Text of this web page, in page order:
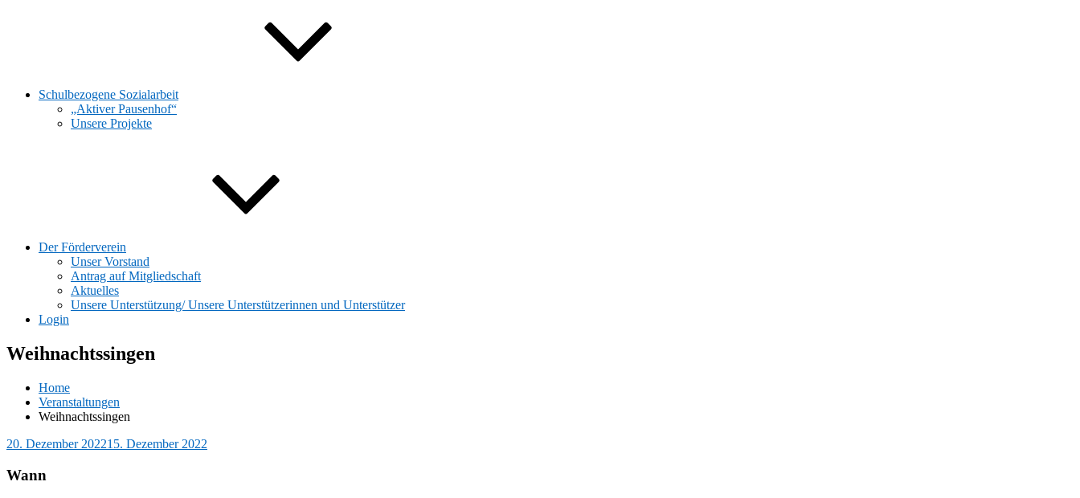
Schulbezogene Sozialarbeit
„Aktiver Pausenhof“
Unsere Projekte
Der Förderverein
Unser Vorstand
Antrag auf Mitgliedschaft
Aktuelles
Unsere Unterstützung/ Unsere Unterstützerinnen und Unterstützer
Login
Weihnachtssingen
Home
Veranstaltungen
Weihnachtssingen
20. Dezember 202215. Dezember 2022
Wann